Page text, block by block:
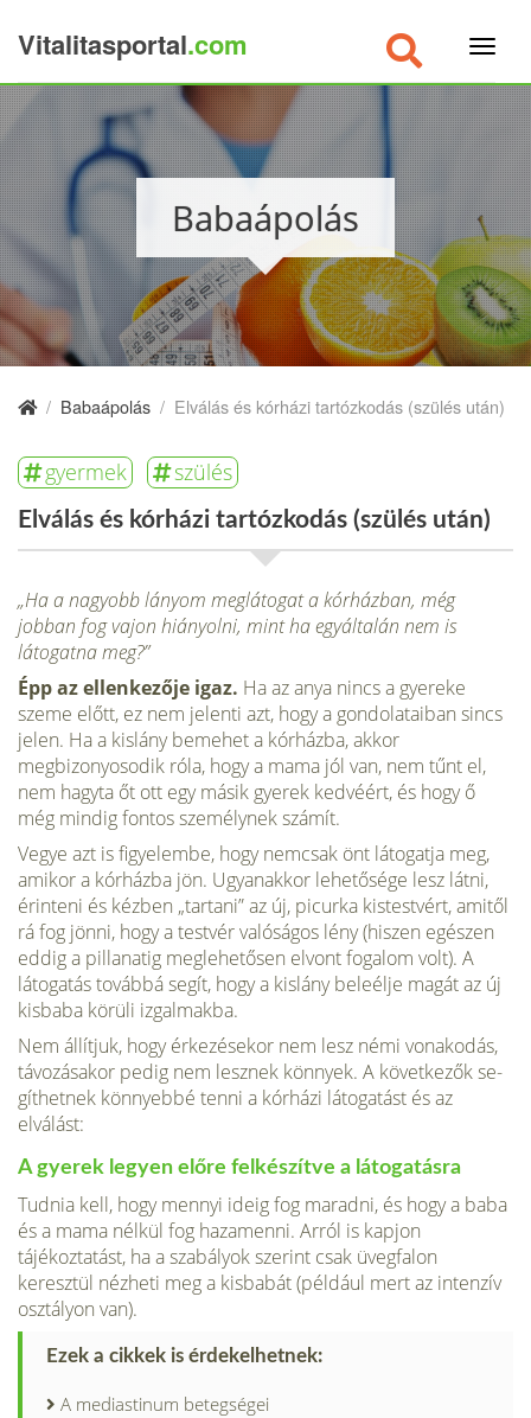
Vitalitasportal.com
Babaápolás
/ Babaápolás / Elválás és kórházi tartózkodás (szülés után)
gyermek szülés
Elválás és kórházi tartózkodás (szülés után)
„Ha a nagyobb lányom meglátogat a kórházban, még
jobban fog vajon hiányolni, mint ha egyáltalán nem is
látogatna meg?”
Épp az ellenkezője igaz. Ha az anya nincs a gyereke
szeme előtt, ez nem jelenti azt, hogy a gondolataiban sincs
jelen. Ha a kislány bemehet a kórházba, akkor
megbizonyosodik róla, hogy a mama jól van, nem tűnt el,
nem hagyta őt ott egy másik gyerek kedvéért, és hogy ő
még mindig fontos személynek számít.
Vegye azt is figyelembe, hogy nem­csak önt látogatja meg,
amikor a kórház­ba jön. Ugyanakkor lehetősége lesz látni,
érinteni és kézben „tartani” az új, picurka kistestvért, amitől
rá fog jönni, hogy a testvér valóságos lény (hiszen egészen
eddig a pillanatig meglehetősen elvont fogalom volt). A
látogatás továbbá segít, hogy a kislány beleélje magát az új
kis­baba körüli izgalmakba.
Nem állítjuk, hogy érkezésekor nem lesz némi vonakodás,
távozásakor pedig nem lesznek könnyek. A következők se­
gíthetnek könnyebbé tenni a kórházi látogatást és az
elválást:
A gyerek legyen előre felkészítve a láto­gatásra
Tudnia kell, hogy mennyi ideig fog maradni, és hogy a baba
és a mama nélkül fog hazamenni. Arról is kapjon
tájékoztatást, ha a szabályok szerint csak üvegfalon
keresztül nézheti meg a kis­babát (például mert az intenzív
osztá­lyon van).
Ezek a cikkek is érdekelhetnek:
A mediastinum betegségei
×